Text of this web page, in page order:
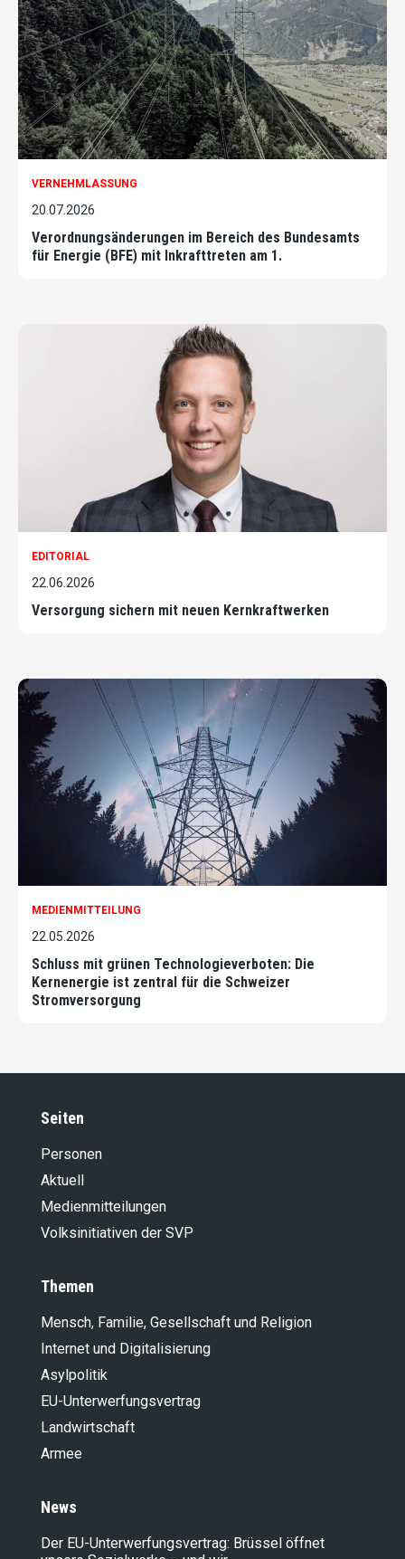
VERNEHMLASSUNG
20.07.2026
Verordnungsänderungen im Bereich des Bundesamts
für Energie (BFE) mit Inkrafttreten am 1.
EDITORIAL
22.06.2026
Versorgung sichern mit neuen Kernkraftwerken
MEDIENMITTEILUNG
22.05.2026
Schluss mit grünen Technologieverboten: Die
Kernenergie ist zentral für die Schweizer
Stromversorgung
Seiten
Personen
Aktuell
Medienmitteilungen
Volksinitiativen der SVP
Themen
Mensch, Familie, Gesellschaft und Religion
Internet und Digitalisierung
Asylpolitik
EU-Unterwerfungsvertrag
Landwirt­schaft
Armee
News
Der EU-Unterwerfungsvertrag: Brüssel öffnet